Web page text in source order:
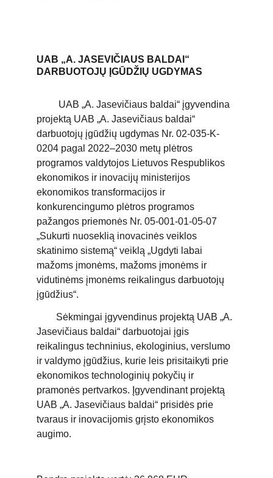
UAB „A. JASEVIČIAUS BALDAI“
DARBUOTOJŲ ĮGŪDŽIŲ UGDYMAS
UAB „A. Jasevičiaus baldai“ įgyvendina
projektą UAB „A. Jasevičiaus baldai“
darbuotojų įgūdžių ugdymas Nr. 02-035-K-
0204 pagal 2022–2030 metų plėtros
programos valdytojos Lietuvos Respublikos
ekonomikos ir inovacijų ministerijos
ekonomikos transformacijos ir
konkurencingumo plėtros programos
pažangos priemonės Nr. 05-001-01-05-07
„Sukurti nuoseklią inovacinės veiklos
skatinimo sistemą“ veiklą „Ugdyti labai
mažoms įmonėms, mažoms įmonėms ir
vidutinėms įmonėms reikalingus darbuotojų
įgūdžius“.
Sėkmingai įgyvendinus projektą UAB „A.
Jasevičiaus baldai“ darbuotojai įgis
reikalingus techninius, ekologinius, verslumo
ir valdymo įgūdžius, kurie leis prisitaikyti prie
ekonomikos technologinių pokyčių ir
pramonės pertvarkos. Įgyvendinant projektą
UAB „A. Jasevičiaus baldai“ prisidės prie
tvaraus ir inovacijomis grįsto ekonomikos
augimo.